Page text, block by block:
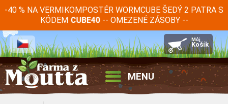
-40 % NA VERMIKOMPOSTÉR WORMCUBE ŠEDÝ 2 PATRA S
KÓDEM CUBE40-- OMEZENÉ ZÁSOBY --
MENU